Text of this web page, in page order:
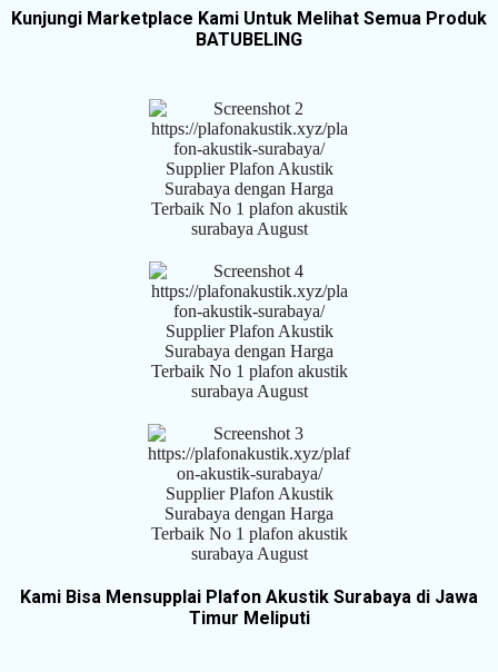
Kunjungi Marketplace Kami Untuk Melihat Semua Produk
BATUBELING
Kami Bisa Mensupplai Plafon Akustik Surabaya di Jawa
Timur Meliputi